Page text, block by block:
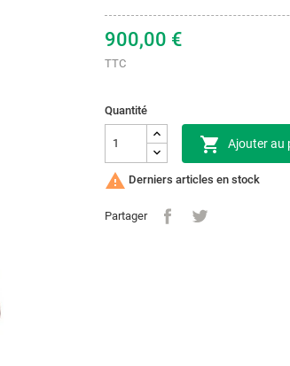
900,00 €
TTC
Quantité
 Ajouter au
 Derniers articles en stock
Partager